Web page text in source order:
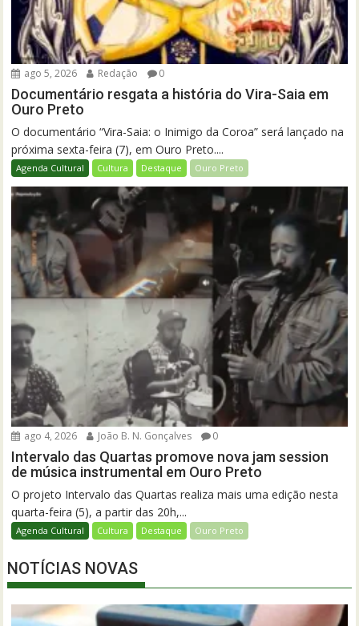
ago 5, 2026 Redação 0
Documentário resgata a história do Vira-Saia em
Ouro Preto
O documentário “Vira-Saia: o Inimigo da Coroa” será lançado na
próxima sexta-feira (7), em Ouro Preto....
Agenda Cultural Cultura Destaque Ouro Preto
ago 4, 2026 João B. N. Gonçalves 0
Intervalo das Quartas promove nova jam session
de música instrumental em Ouro Preto
O projeto Intervalo das Quartas realiza mais uma edição nesta
quarta-feira (5), a partir das 20h,...
Agenda Cultural Cultura Destaque Ouro Preto
NOTÍCIAS NOVAS